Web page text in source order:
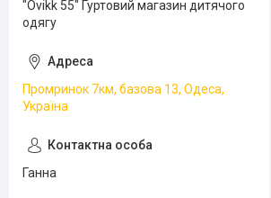
"Ovikk 55" Гуртовий магазин дитячого
одягу
Промринок 7км, базова 13, Одеса,
Україна
Ганна